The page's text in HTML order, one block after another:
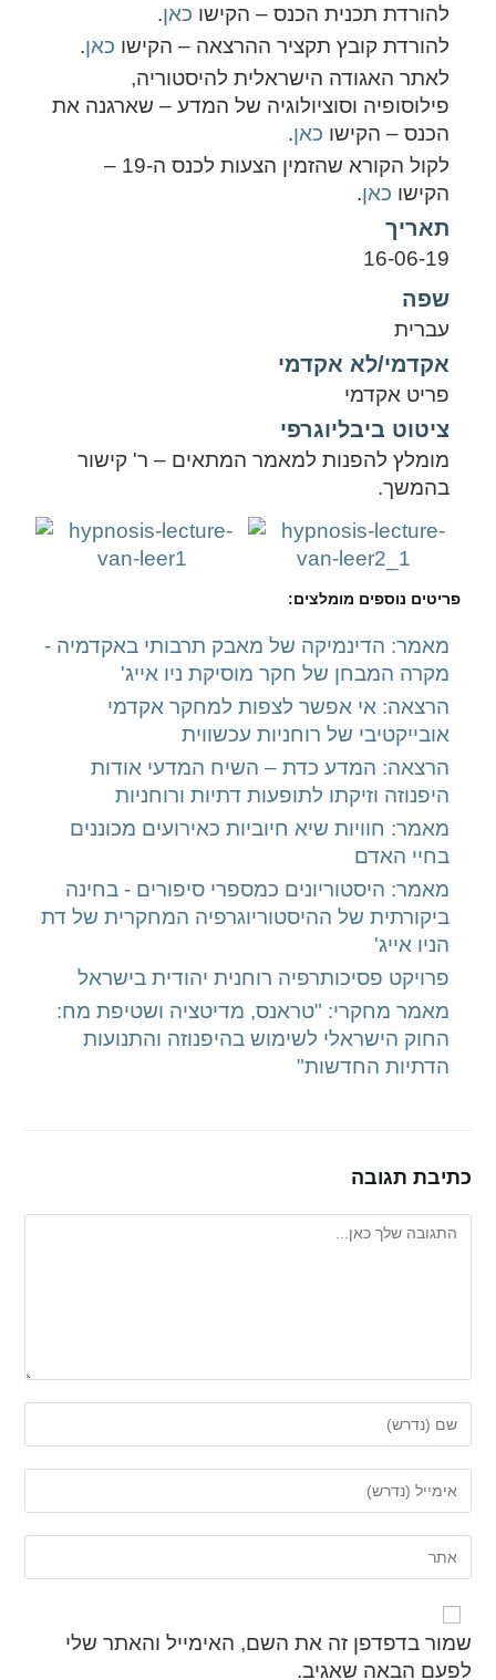
להורדת תכנית הכנס – הקישו כאן.
להורדת קובץ תקציר ההרצאה – הקישו כאן.
לאתר האגודה הישראלית להיסטוריה,
פילוסופיה וסוציולוגיה של המדע – שארגנה את
הכנס – הקישו כאן.
לקול הקורא שהזמין הצעות לכנס ה-19 –
הקישו כאן.
תאריך
16-06-19
שפה
עברית
אקדמי/לא אקדמי
פריט אקדמי
ציטוט ביבליוגרפי
מומלץ להפנות למאמר המתאים – ר' קישור
בהמשך.
פריטים נוספים מומלצים:
מאמר: הדינמיקה של מאבק תרבותי באקדמיה -
מקרה המבחן של חקר מוסיקת ניו אייג'
הרצאה: אי אפשר לצפות למחקר אקדמי
אובייקטיבי של רוחניות עכשווית
הרצאה: המדע כדת – השיח המדעי אודות
היפנוזה וזיקתו לתופעות דתיות ורוחניות
מאמר: חוויות שיא חיוביות כאירועים מכוננים
בחיי האדם
מאמר: היסטוריונים כמספרי סיפורים - בחינה
ביקורתית של ההיסטוריוגרפיה המחקרית של דת
הניו אייג'
פרויקט פסיכותרפיה רוחנית יהודית בישראל
מאמר מחקרי: "טראנס, מדיטציה ושטיפת מח:
החוק הישראלי לשימוש בהיפנוזה והתנועות
הדתיות החדשות"
כתיבת תגובה
שמור בדפדפן זה את השם, האימייל והאתר שלי
לפעם הבאה שאגיב.